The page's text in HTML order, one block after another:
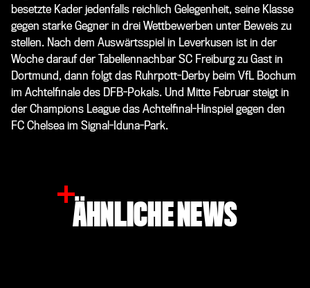
besetzte Kader jedenfalls reichlich Gelegenheit, seine Klasse
gegen starke Gegner in drei Wettbewerben unter Beweis zu
stellen. Nach dem Auswärtsspiel in Leverkusen ist in der
Woche darauf der Tabellennachbar SC Freiburg zu Gast in
Dortmund, dann folgt das Ruhrpott-Derby beim VfL Bochum
im Achtelfinale des DFB-Pokals. Und Mitte Februar steigt in
der Champions League das Achtelfinal-Hinspiel gegen den
FC Chelsea im Signal-Iduna-Park.
ÄHNLICHE NEWS